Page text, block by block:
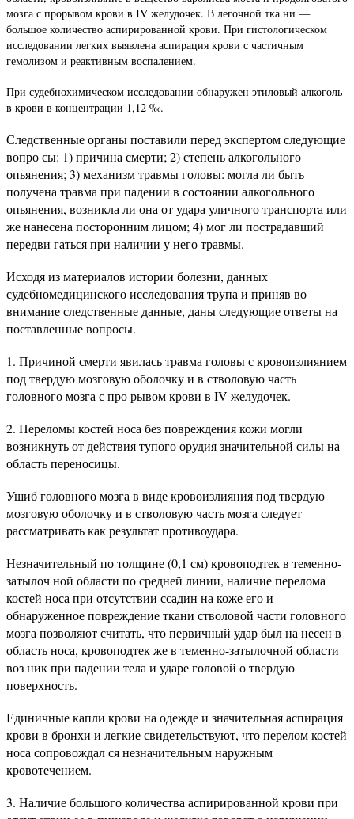
мозга с прорывом крови в IV желудочек. В легочной тка ни —
большое количество аспирированной крови. При гистологическом
исследовании легких выявлена аспирация крови с частичным
гемолизом и реактивным воспалением.
При судебнохимическом исследовании обнаружен этиловый алкоголь
в крови в концентрации 1,12 ‰.
Следственные органы поставили перед экспертом следующие
вопро сы: 1) причина смерти; 2) степень алкогольного
опьянения; 3) механизм травмы головы: могла ли быть
получена травма при падении в состоянии алкогольного
опьянения, возникла ли она от удара уличного транспорта или
же нанесена посторонним лицом; 4) мог ли пострадавший
передви гаться при наличии у него травмы.
Исходя из материалов истории болезни, данных
судебномедицинского исследования трупа и приняв во
внимание следственные данные, даны следующие ответы на
поставленные вопросы.
1. Причиной смерти явилась травма головы с кровоизлиянием
под твердую мозговую оболочку и в стволовую часть
головного мозга с про рывом крови в IV желудочек.
2. Переломы костей носа без повреждения кожи могли
возникнуть от действия тупого орудия значительной силы на
область переносицы.
Ушиб головного мозга в виде кровоизлияния под твердую
мозговую оболочку и в стволовую часть мозга следует
рассматривать как результат противоудара.
Незначительный по толщине (0,1 см) кровоподтек в теменно-
затылоч ной области по средней линии, наличие перелома
костей носа при отсутствии ссадин на коже его и
обнаруженное повреждение ткани стволовой части головного
мозга позволяют считать, что первичный удар был на несен в
область носа, кровоподтек же в теменно-затылочной области
воз ник при падении тела и ударе головой о твердую
поверхность.
Единичные капли крови на одежде и значительная аспирация
крови в бронхи и легкие свидетельствуют, что перелом костей
носа сопровождал ся незначительным наружным
кровотечением.
3. Наличие большого количества аспирированной крови при